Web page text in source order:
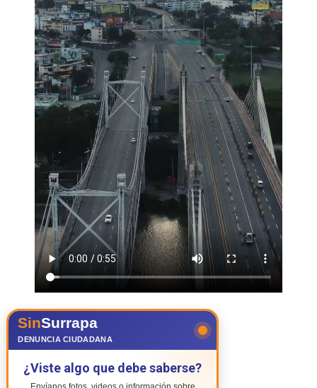
SinSurrapa
DENUNCIA CIUDADANA
¿Viste algo que debe saberse?